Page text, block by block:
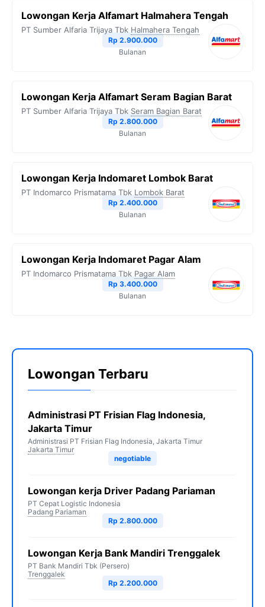
Lowongan Kerja Alfamart Halmahera Tengah
PT Sumber Alfaria Trijaya Tbk Halmahera Tengah
Rp 2.900.000
Bulanan
Lowongan Kerja Alfamart Seram Bagian Barat
PT Sumber Alfaria Trijaya Tbk Seram Bagian Barat
Rp 2.800.000
Bulanan
Lowongan Kerja Indomaret Lombok Barat
PT Indomarco Prismatama Tbk Lombok Barat
Rp 2.400.000
Bulanan
Lowongan Kerja Indomaret Pagar Alam
PT Indomarco Prismatama Tbk Pagar Alam
Rp 3.400.000
Bulanan
Lowongan Terbaru
Administrasi PT Frisian Flag Indonesia,
Jakarta Timur
Administrasi PT Frisian Flag Indonesia, Jakarta Timur
Jakarta Timur
negotiable
Lowongan kerja Driver Padang Pariaman
PT Cepat Logistic Indonesia
Padang Pariaman
Rp 2.800.000
Lowongan Kerja Bank Mandiri Trenggalek
PT Bank Mandiri Tbk (Persero)
Trenggalek
Rp 2.200.000